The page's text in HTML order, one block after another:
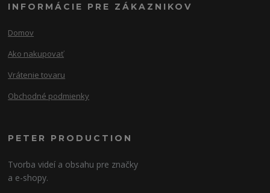
INFORMÁCIE PRE ZÁKAZNIKOV
Domov
Ako nakupovať
Vrátenie tovaru
Obchodné podmienky
PETER PRODUCTION
Tvorba videí a obsahu pre značky
a e-shopy.